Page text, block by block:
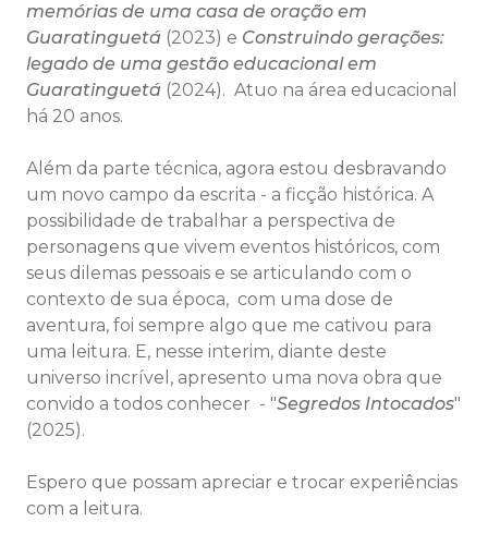
memórias de uma casa de oração em
Guaratinguetá (2023) e Construindo gerações:
legado de uma gestão educacional em
Guaratinguetá (2024). Atuo na área educacional
há 20 anos.
Além da parte técnica, agora estou desbravando
um novo campo da escrita - a ficção histórica. A
possibilidade de trabalhar a perspectiva de
personagens que vivem eventos históricos, com
seus dilemas pessoais e se articulando com o
contexto de sua época, com uma dose de
aventura, foi sempre algo que me cativou para
uma leitura. E, nesse interim, diante deste
universo incrível, apresento uma nova obra que
convido a todos conhecer - "Segredos Intocados"
(2025).
Espero que possam apreciar e trocar experiências
com a leitura.